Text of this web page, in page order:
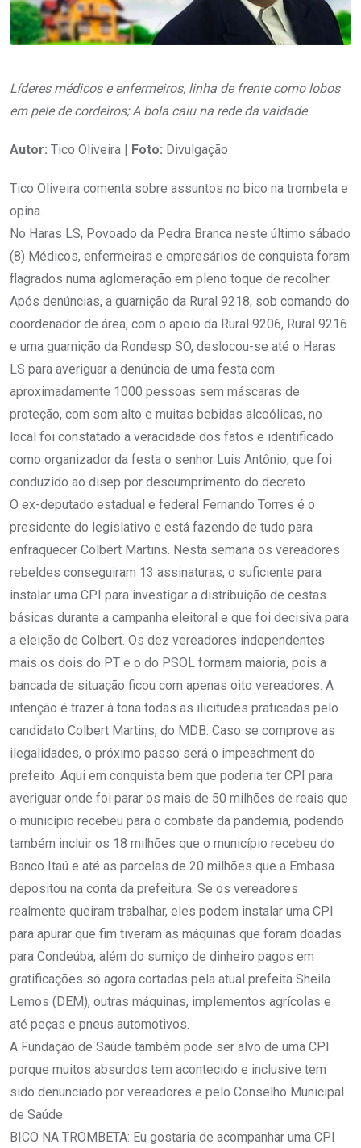
Líderes médicos e enfermeiros, linha de frente como lobos
em pele de cordeiros; A bola caiu na rede da vaidade
Autor: Tico Oliveira | Foto: Divulgação
Tico Oliveira comenta sobre assuntos no bico na trombeta e
opina.
No Haras LS, Povoado da Pedra Branca neste último sábado
(8) Médicos, enfermeiras e empresários de conquista foram
flagrados numa aglomeração em pleno toque de recolher.
Após denúncias, a guarnição da Rural 9218, sob comando do
coordenador de área, com o apoio da Rural 9206, Rural 9216
e uma guarnição da Rondesp SO, deslocou-se até o Haras
LS para averiguar a denúncia de uma festa com
aproximadamente 1000 pessoas sem máscaras de
proteção, com som alto e muitas bebidas alcoólicas, no
local foi constatado a veracidade dos fatos e identificado
como organizador da festa o senhor Luis Antônio, que foi
conduzido ao disep por descumprimento do decreto
O ex-deputado estadual e federal Fernando Torres é o
presidente do legislativo e está fazendo de tudo para
enfraquecer Colbert Martins. Nesta semana os vereadores
rebeldes conseguiram 13 assinaturas, o suficiente para
instalar uma CPI para investigar a distribuição de cestas
básicas durante a campanha eleitoral e que foi decisiva para
a eleição de Colbert. Os dez vereadores independentes
mais os dois do PT e o do PSOL formam maioria, pois a
bancada de situação ficou com apenas oito vereadores. A
intenção é trazer à tona todas as ilicitudes praticadas pelo
candidato Colbert Martins, do MDB. Caso se comprove as
ilegalidades, o próximo passo será o impeachment do
prefeito. Aqui em conquista bem que poderia ter CPI para
averiguar onde foi parar os mais de 50 milhões de reais que
o município recebeu para o combate da pandemia, podendo
também incluir os 18 milhões que o município recebeu do
Banco Itaú e até as parcelas de 20 milhões que a Embasa
depositou na conta da prefeitura. Se os vereadores
realmente queiram trabalhar, eles podem instalar uma CPI
para apurar que fim tiveram as máquinas que foram doadas
para Condeúba, além do sumiço de dinheiro pagos em
gratificações só agora cortadas pela atual prefeita Sheila
Lemos (DEM), outras máquinas, implementos agrícolas e
até peças e pneus automotivos.
A Fundação de Saúde também pode ser alvo de uma CPI
porque muitos absurdos tem acontecido e inclusive tem
sido denunciado por vereadores e pelo Conselho Municipal
de Saúde.
BICO NA TROMBETA: Eu gostaria de acompanhar uma CPI